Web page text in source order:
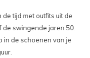
de tijd met outfits uit de
swingende jaren 50.
in de schoenen van je